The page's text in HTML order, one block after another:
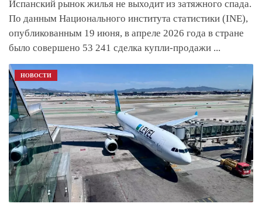
Испанский рынок жилья не выходит из затяжного спада.
По данным Национального института статистики (INE),
опубликованным 19 июня, в апреле 2026 года в стране
было совершено 53 241 сделка купли-продажи ...
НОВОСТИ